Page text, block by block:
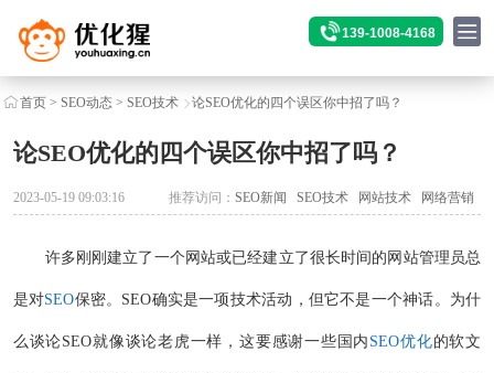
139-1008-4168
首页> SEO动态> SEO技术 论SEO优化的四个误区你中招了吗？
论SEO优化的四个误区你中招了吗？
2023-05-19 09:03:16 推荐访问：SEO新闻 SEO技术 网站技术 网络营销
许多刚刚建立了一个网站或已经建立了很长时间的网站管理员总
是对SEO保密。SEO确实是一项技术活动，但它不是一个神话。为什
么谈论SEO就像谈论老虎一样，这要感谢一些国内SEO优化的软文